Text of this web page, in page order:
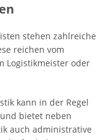
stehen zahlreiche
reichen vom
Logistikmeister oder
kann in der Regel
bietet neben
auch administrative